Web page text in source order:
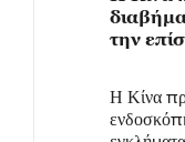
την
Η Κίνα